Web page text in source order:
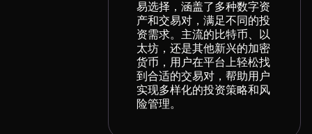
易选择，涵盖了多种数字资
产和交易对，满足不同的投
资需求。主流的比特币、以
太坊，还是其他新兴的加密
货币，用户在平台上轻松找
到合适的交易对，帮助用户
实现多样化的投资策略和风
险管理。